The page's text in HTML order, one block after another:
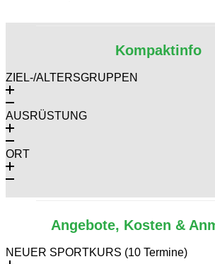
Kompaktinfo
ZIEL-/ALTERSGRUPPEN
AUSRÜSTUNG
ORT
Angebote, Kosten &
NEUER SPORTKURS (10 Termine)